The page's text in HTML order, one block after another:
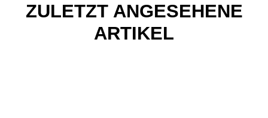
ZULETZT ANGESEHENE
ARTIKEL